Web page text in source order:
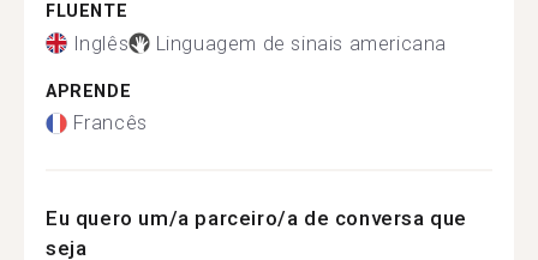
FLUENTE
Inglês Linguagem de sinais americana
APRENDE
Francês
Eu quero um/a parceiro/a de conversa que
seja